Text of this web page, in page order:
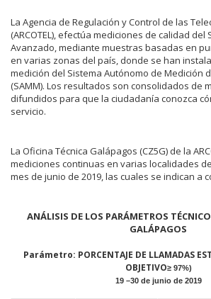
La Agencia de Regulación y Control de las
(ARCOTEL), efectúa mediciones de calidad del
Avanzado, mediante muestras basadas en
en varias zonas del país, donde se han
medición del Sistema Autónomo de Medición
(SAMM). Los resultados son consolidados de
difundidos para que la ciudadanía conozca
servicio.
La Oficina Técnica Galápagos (CZ5G) de la
mediciones continuas en varias localidades
mes de junio de 2019, las cuales se indican a
ANÁLISIS DE LOS PARÁMETROS
GALÁPAGOS
Parámetro: PORCENTAJE DE LLAMADAS
OBJETIVO≥ 97%)
19 –30 de junio de 2019